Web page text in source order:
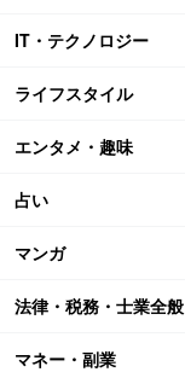
IT・テクノロジー
ライフスタイル
エンタメ・趣味
占い
マンガ
法律・税務・士業全般
マネー・副業